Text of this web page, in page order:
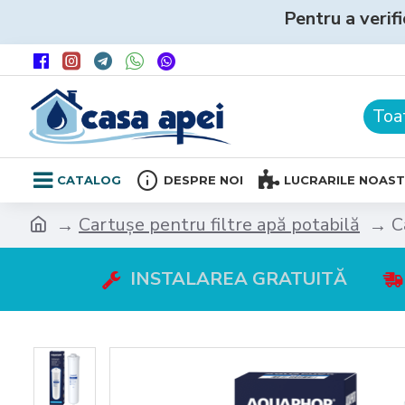
Pentru a
CATALOG DESPRE NOI LUCRARILE
Cartușe pentru filtre apă potabilă
INSTALAREA GRATUITĂ